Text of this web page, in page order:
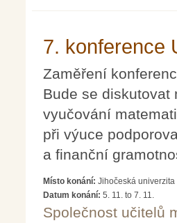
7. konference
Zaměření
Bude se diskutovat
vyučování
při výuce
a finanční
Místo konání: Jihočeská
Datum konání: 5. 11. to 7. 11.
Společnost učitelů